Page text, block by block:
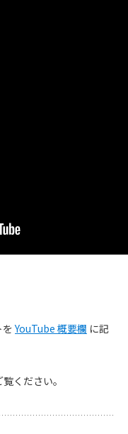
をYouTube 概要欄 に記
ください。